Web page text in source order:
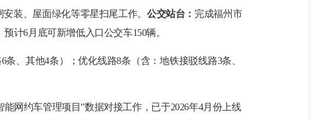
装、屋面绿化等零星扫尾工作。 公交站台： 完成福州市
预计6月底可新增低入口公交车150辆。
6条 其他4条）；优化线路8条（含 ：地铁接驳线路3条
能网约车管理项目”数据对接工作， 已于2026年4月份上线